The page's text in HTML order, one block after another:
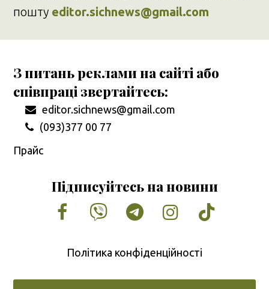
пошту editor.sichnews@gmail.com
З питань реклами на сайті або
співпраці звертайтесь:
editor.sichnews@gmail.com
(093)377 00 77
Прайс
Підписуйтесь на новини
Facebook
VimeoTumblrInstagram
Tiktok
Політика конфіденційності